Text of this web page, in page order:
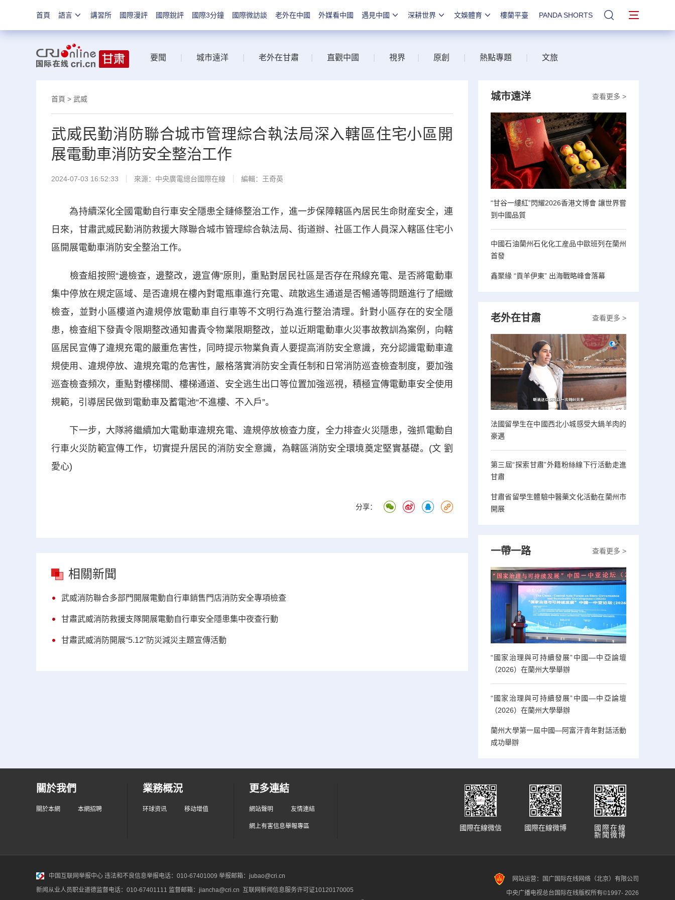
首頁 語言 講習所 國際漫評 國際銳評 國際3分鐘 國際微訪談 老外在中國 外媒看中國 遇見中國 深耕世界 文娛體育 樓蘭平臺 PANDA SHORTS 站內搜索
要聞 城市遠洋 老外在甘肅 直觀中國 視界 原創 熱點專題 文旅
首頁 > 武威
武威民勤消防聯合城市管理綜合執法局深入轄區住宅小區開
展電動車消防安全整治工作
2024-07-03 16:52:33 來源：中央廣電總台國際在線 編輯：王奇英
為持續深化全國電動自行車安全隱患全鏈條整治工作，進一步保障轄區內居民生命財産安全，連
日來，甘肅武威民勤消防救援大隊聯合城市管理綜合執法局、街道辦、社區工作人員深入轄區住宅小
區開展電動車消防安全整治工作。
檢查組按照“邊檢查，邊整改，邊宣傳”原則，重點對居民社區是否存在飛線充電、是否將電動車
集中停放在規定區域、是否違規在樓內對電瓶車進行充電、疏散逃生通道是否暢通等問題進行了細緻
檢查，並對小區樓道內違規停放電動車自行車等不文明行為進行整治清理。針對小區存在的安全隱
患，檢查組下發責令限期整改通知書責令物業限期整改，並以近期電動車火災事故教訓為案例，向轄
區居民宣傳了違規充電的嚴重危害性，同時提示物業負責人要提高消防安全意識，充分認識電動車違
規使用、違規停放、違規充電的危害性，嚴格落實消防安全責任制和日常消防巡查檢查制度，要加強
巡查檢查頻次，重點對樓梯間、樓梯通道、安全逃生出口等位置加強巡視，積極宣傳電動車安全使用
規範，引導居民做到電動車及蓄電池“不進樓、不入戶”。
下一步，大隊將繼續加大電動車違規充電、違規停放檢查力度，全力排查火災隱患，強抓電動自
行車火災防範宣傳工作，切實提升居民的消防安全意識，為轄區消防安全環境奠定堅實基礎。(文 劉
愛心)
分享：
相關新聞
武威消防聯合多部門開展電動自行車銷售門店消防安全專項檢查
甘肅武威消防救援支隊開展電動自行車安全隱患集中夜查行動
甘肅武威消防開展“5.12”防災減災主題宣傳活動
查看更多 >
城市遠洋
“甘谷一縷紅”閃耀2026香港文博會 讓世界嘗
到中國品質
中國石油蘭州石化化工産品中歐班列在蘭州
首發
鑫聚緣 “貢羊伊東” 出海戰略峰會落幕
查看更多 >
老外在甘肅
法國留學生在中國西北小城感受大鍋羊肉的
豪邁
第三屆“探索甘肅”外籍粉絲線下行活動走進
甘肅
甘肅省留學生體驗中醫藥文化活動在蘭州市
開展
查看更多 >
一帶一路
“國家治理與可持續發展”中國—中亞論壇
（2026）在蘭州大學舉辦
“國家治理與可持續發展”中國—中亞論壇
（2026）在蘭州大學舉辦
蘭州大學第一屆中國—阿富汗青年對話活動
成功舉辦
關於我們
關於本網 本網招聘
業務概況
环球资讯 移动增值
更多連結
網站聲明 友情連結
網上有害信息舉報專區
國際在線
新聞微博
國際在線微博
國際在線微信
中国互联网举报中心 违法和不良信息举报电话：010-67401009 举报邮箱：jubao@cri.cn
新闻从业人员职业道德监督电话：010-67401111 监督邮箱：jiancha@cri.cn 互联网新闻信息服务许可证10120170005
网站运营：国广国际在线网络（北京）有限公司
中央广播电视总台国际在线版权所有©1997- 2026